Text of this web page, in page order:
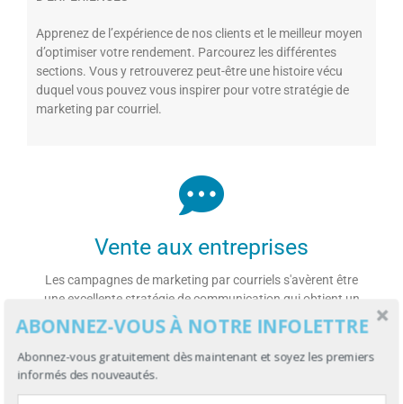
Apprenez de l’expérience de nos clients et le meilleur moyen
d’optimiser votre rendement. Parcourez les différentes
sections. Vous y retrouverez peut-être une histoire vécu
duquel vous pouvez vous inspirer pour votre stratégie de
marketing par courriel.
Vente aux entreprises
Les campagnes de marketing par courriels s'avèrent être
une excellente stratégie de communication qui obtient un
superbe retour sur investissement.
Voir l'étude
ABONNEZ-VOUS À NOTRE INFOLETTRE
Abonnez-vous gratuitement dès maintenant et soyez les premiers
informés des nouveautés.